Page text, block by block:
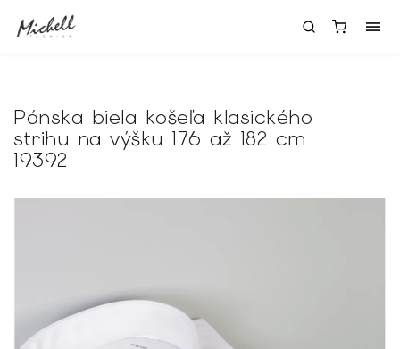
Pánska biela košeľa klasického
strihu na výšku 176 až 182 cm
19392